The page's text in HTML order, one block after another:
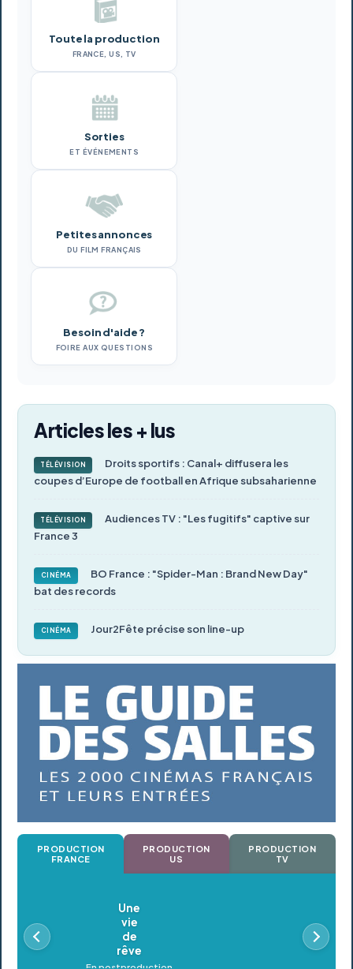
Toute la production
FRANCE, US, TV
Sorties
ET ÉVÉNEMENTS
Petites annonces
DU FILM FRANÇAIS
Besoin d'aide ?
FOIRE AUX QUESTIONS
Articles les + lus
TÉLÉVISION
Droits sportifs : Canal+ diffusera les
coupes d’Europe de football en Afrique subsaharienne
TÉLÉVISION
Audiences TV : "Les fugitifs" captive sur
France 3
CINÉMA
BO France : "Spider-Man : Brand New Day"
bat des records
CINÉMA Jour2Fête précise son line-up
PRODUCTION
FRANCE
PRODUCTION
US
PRODUCTION
TV
Oldeupe
En postproduction